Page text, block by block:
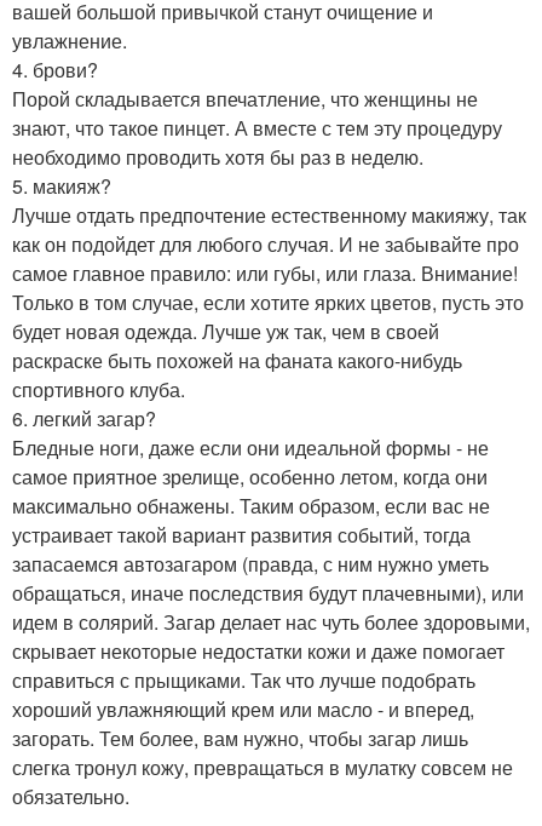
вашей большой привычкой станут очищение и
увлажнение.
4. брови?
Порой складывается впечатление, что женщины не
знают, что такое пинцет. А вместе с тем эту процедуру
необходимо проводить хотя бы раз в неделю.
5. макияж?
Лучше отдать предпочтение естественному макияжу, так
как он подойдет для любого случая. И не забывайте про
самое главное правило: или губы, или глаза. Внимание!
Только в том случае, если хотите ярких цветов, пусть это
будет новая одежда. Лучше уж так, чем в своей
раскраске быть похожей на фаната какого-нибудь
спортивного клуба.
6. легкий загар?
Бледные ноги, даже если они идеальной формы - не
самое приятное зрелище, особенно летом, когда они
максимально обнажены. Таким образом, если вас не
устраивает такой вариант развития событий, тогда
запасаемся автозагаром (правда, с ним нужно уметь
обращаться, иначе последствия будут плачевными), или
идем в солярий. Загар делает нас чуть более здоровыми,
скрывает некоторые недостатки кожи и даже помогает
справиться с прыщиками. Так что лучше подобрать
хороший увлажняющий крем или масло - и вперед,
загорать. Тем более, вам нужно, чтобы загар лишь
слегка тронул кожу, превращаться в мулатку совсем не
обязательно.